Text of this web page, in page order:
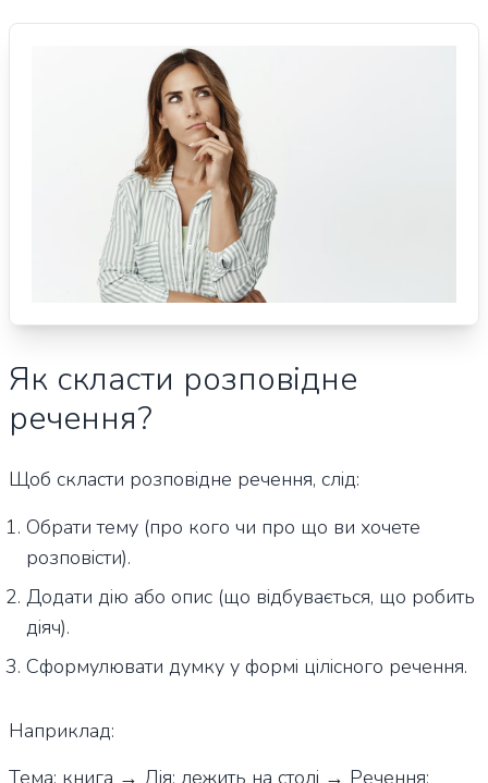
Як скласти розповідне
речення?
Щоб скласти розповідне речення, слід:
Обрати тему (про кого чи про що ви хочете
розповісти).
Додати дію або опис (що відбувається, що робить
діяч).
Сформулювати думку у формі цілісного речення.
Наприклад: